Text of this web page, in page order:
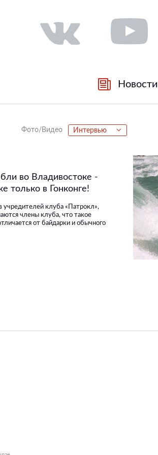
Новости
Фото/Видео Интервью
во Владивостоке -
только в Гонконге!
учредителей клуба «Патрокл»,
члены клуба, что такое
от байдарки и обычного